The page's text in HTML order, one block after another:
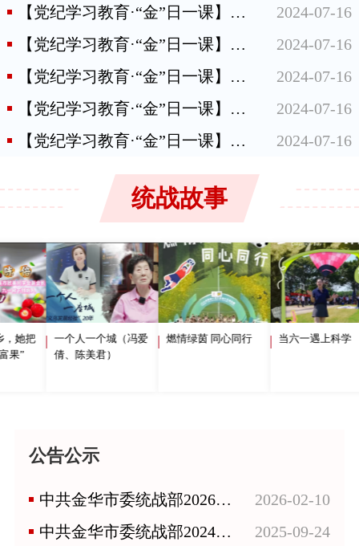
【党纪学习教育·“金”日一课】哪些情形可以从轻或者减轻处分
2024-07-16
【党纪学习教育·“金”日一课】哪些情形应当从重或者加重处分
2024-07-16
【党纪学习教育·“金”日一课】共同违纪、集体违纪应该如何认定处理
2024-07-16
【党纪学习教育·“金”日一课】对违法犯罪党员的处分规定
2024-07-16
【党纪学习教育·“金”日一课】直接责任、主要领导责任、重要领导责任如何区分？
2024-07-16
统战故事
她把
”
一个人一个城（冯爱
倩、陈美君）
燃情绿茵 同心同行 当六一遇上科学
公告公示
中共金华市委统战部2026年部门预算
2026-02-10
中共金华市委统战部2024年度部门决算
2025-09-24